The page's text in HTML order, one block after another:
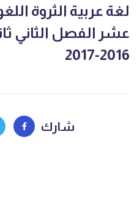
لغة عربية الثروة
عشر الفصل الثاني
2016-2017
شارك